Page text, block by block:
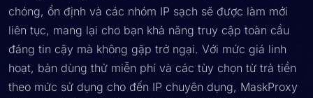
chóng, ổn định và các nhóm IP sạch sẽ được làm mới
liên tục, mang lại cho bạn khả năng truy cập toàn cầu
đáng tin cậy mà không gặp trở ngại. Với mức giá linh
hoạt, bản dùng thử miễn phí và các tùy chọn từ trả tiền
theo mức sử dụng cho đến IP chuyên dụng, MaskProxy